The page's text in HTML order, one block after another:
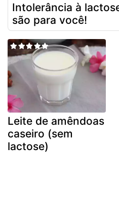
Intolerância à
são para você!
Leite de amêndoas
caseiro (sem
lactose)